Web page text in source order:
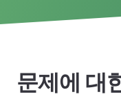
문제에 대